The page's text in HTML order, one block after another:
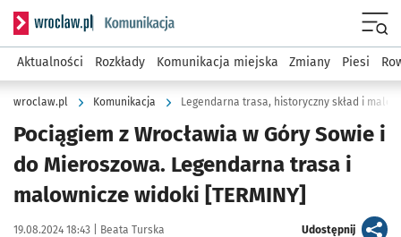
Serwis informacyjny wroclaw.pl podserwis: Komunikacja
Aktualności Rozkłady Komunikacja miejska Zmiany Piesi
wroclaw.pl Komunikacja Legendarna trasa, historyczny skład i
Pociągiem z Wrocławia w Góry Sowie i
do Mieroszowa. Legendarna trasa i
malownicze widoki [TERMINY]
Data publikacji:
19.08.2024 18:43 | Autor:
Beata Turska Udostępnijartykuł